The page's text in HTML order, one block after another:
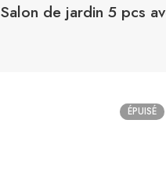
Salon de jardin 5 pcs
ÉPUISÉ